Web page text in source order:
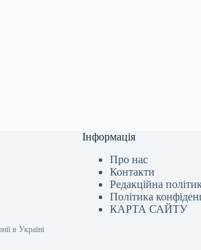
в Україні
Інформація
Про нас
Контакти
Редакційна
Політика
КАРТА САЙТУ